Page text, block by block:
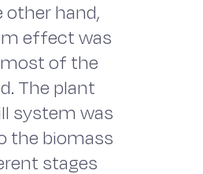
hand,
effect was
of the
The plant
system was
the biomass
stages